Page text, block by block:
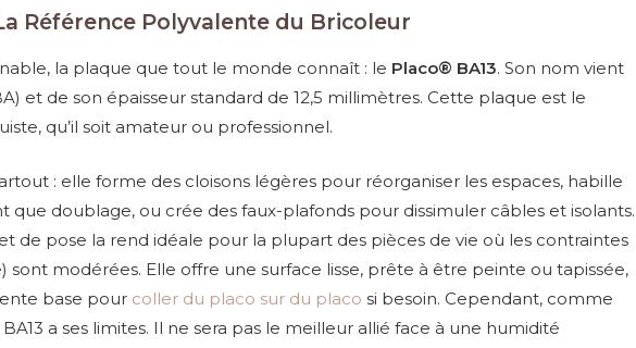
Référence Polyvalente du Bricoleur
la plaque que tout le monde connaît : le Placo® BA13. Son nom vient
et de son épaisseur standard de 12,5 millimètres. Cette plaque est le
qu’il soit amateur ou professionnel.
: elle forme des cloisons légères pour réorganiser les espaces, habille
que doublage, ou crée des faux-plafonds pour dissimuler câbles et isolants.
de pose la rend idéale pour la plupart des pièces de vie où les contraintes
sont modérées. Elle offre une surface lisse, prête à être peinte ou tapissée,
base pour coller du placo sur du placo si besoin. Cependant, comme
a ses limites. Il ne sera pas le meilleur allié face à une humidité